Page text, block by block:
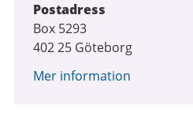
Postadress
Box 5293
402 25 Göteborg
Mer information